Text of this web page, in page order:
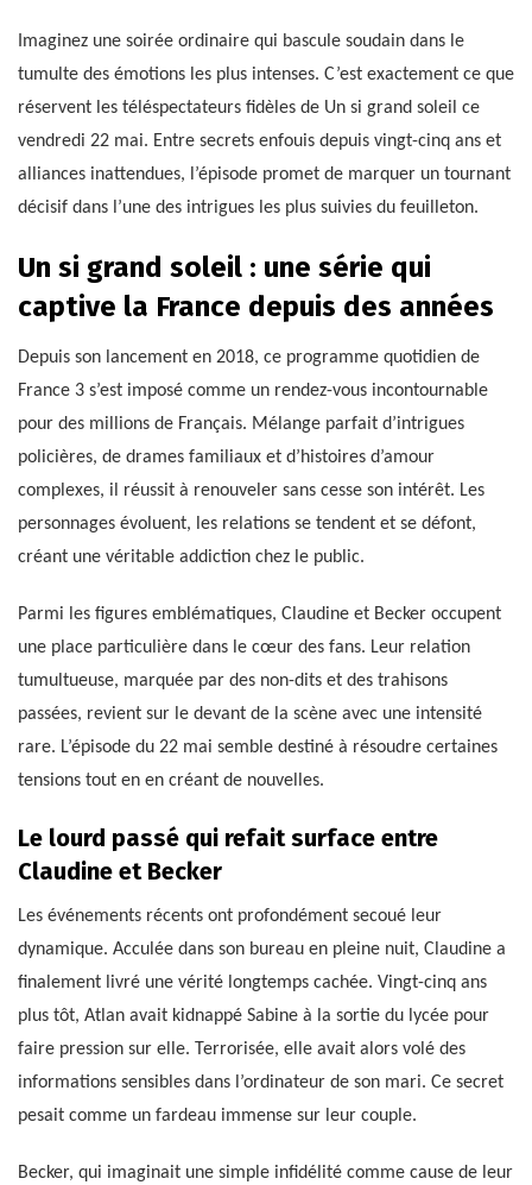
Imaginez une soirée ordinaire qui bascule soudain dans le
tumulte des émotions les plus intenses. C’est exactement ce que
réservent les téléspectateurs fidèles de Un si grand soleil ce
vendredi 22 mai. Entre secrets enfouis depuis vingt-cinq ans et
alliances inattendues, l’épisode promet de marquer un tournant
décisif dans l’une des intrigues les plus suivies du feuilleton.
Un si grand soleil : une série qui
captive la France depuis des années
Depuis son lancement en 2018, ce programme quotidien de
France 3 s’est imposé comme un rendez-vous incontournable
pour des millions de Français. Mélange parfait d’intrigues
policières, de drames familiaux et d’histoires d’amour
complexes, il réussit à renouveler sans cesse son intérêt. Les
personnages évoluent, les relations se tendent et se défont,
créant une véritable addiction chez le public.
Parmi les figures emblématiques, Claudine et Becker occupent
une place particulière dans le cœur des fans. Leur relation
tumultueuse, marquée par des non-dits et des trahisons
passées, revient sur le devant de la scène avec une intensité
rare. L’épisode du 22 mai semble destiné à résoudre certaines
tensions tout en en créant de nouvelles.
Le lourd passé qui refait surface entre
Claudine et Becker
Les événements récents ont profondément secoué leur
dynamique. Acculée dans son bureau en pleine nuit, Claudine a
finalement livré une vérité longtemps cachée. Vingt-cinq ans
plus tôt, Atlan avait kidnappé Sabine à la sortie du lycée pour
faire pression sur elle. Terrorisée, elle avait alors volé des
informations sensibles dans l’ordinateur de son mari. Ce secret
pesait comme un fardeau immense sur leur couple.
Becker, qui imaginait une simple infidélité comme cause de leur